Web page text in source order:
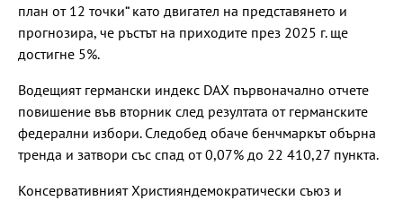
план от 12 точки“ като двигател на представянето и
прогнозира, че ръстът на приходите през 2025 г. ще
достигне 5%.
Водещият германски индекс DAX първоначално отчете
повишение във вторник след резултата от германските
федерални избори. Следобед обаче бенчмаркът обърна
тренда и затвори със спад от 0,07% до 22 410,27 пункта.
Консервативният Християндемократически съюз и